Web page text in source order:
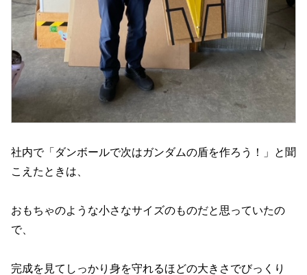
社内で「ダンボールで次はガンダムの盾を作ろう！」と聞
こえたときは、
おもちゃのような小さなサイズのものだと思っていたの
で、
完成を見てしっかり身を守れるほどの大きさでびっくり